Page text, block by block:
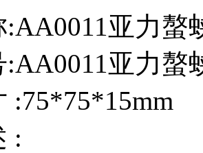
:AA0011亚力螯
:AA0011亚力螯
:75*75*15mm
: